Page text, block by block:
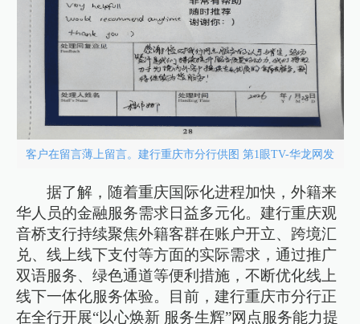
客户在留言薄上留言。建行重庆市分行供图 第1眼TV-华龙网发
据了解，随着重庆国际化进程加快，外籍来
华人员的金融服务需求日益多元化。建行重庆观
音桥支行持续聚焦外籍客群在账户开立、跨境汇
兑、线上线下支付等方面的实际需求，通过推广
双语服务、绿色通道等便利措施，不断优化线上
线下一体化服务体验。目前，建行重庆市分行正
在全行开展“以心焕新 服务生辉”网点服务能力提